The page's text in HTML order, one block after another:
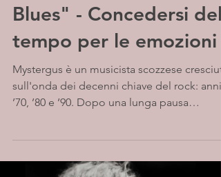
Blues" - Concedersi del
tempo per le emozioni
Mystergus è un musicista scozzese cresciuto
sull'onda dei decenni chiave del rock: anni
’70, ’80 e ’90. Dopo una lunga pausa